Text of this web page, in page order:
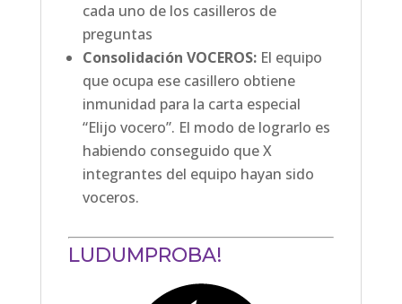
cada uno de los casilleros de
preguntas
Consolidación VOCEROS:El equipo
que ocupa ese casillero obtiene
inmunidad para la carta especial
“Elijo vocero”. El modo de lograrlo es
habiendo conseguido que X
integrantes del equipo hayan sido
voceros.
LUDUMPROBA!